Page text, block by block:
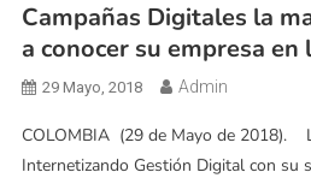
Campañas Digitales la
a conocer su empresa en
29 Mayo, 2018 Admin
COLOMBIA (29 de Mayo de 2018).
Internetizando Gestión Digital con su